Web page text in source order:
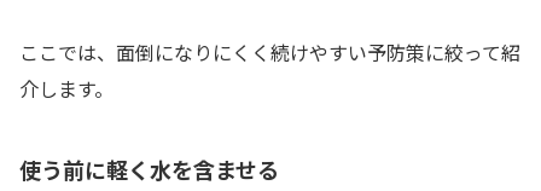
ここでは、面倒になりにくく続けやすい予防策に絞って紹
介します。
使う前に軽く水を含ませる